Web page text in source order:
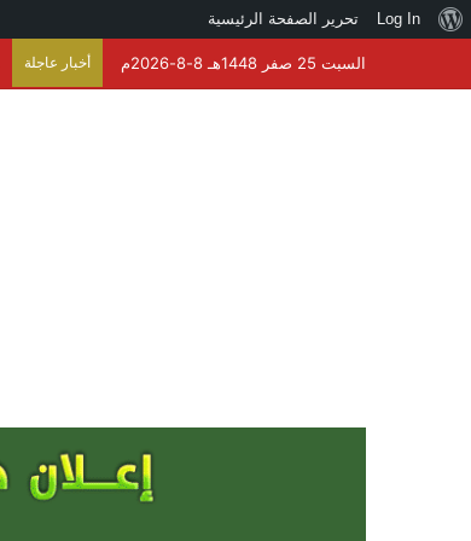
نبذة
ووردبريس
Log In تحرير الصفحة الرئيسية
السبت 25 صفر 1448هـ 8-8-2026م أخبار عاجلة